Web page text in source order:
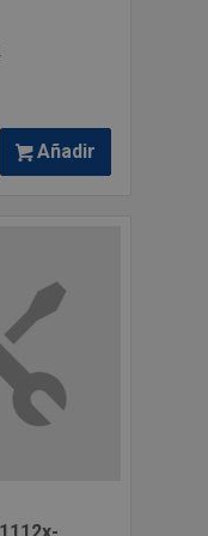
Añadir